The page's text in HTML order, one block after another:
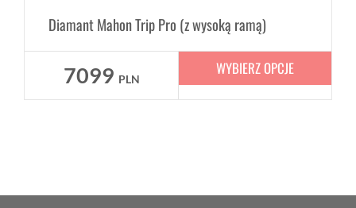
Diamant Mahon Trip Pro (z wysoką ramą)
7099 PLN
WYBIERZ OPCJE